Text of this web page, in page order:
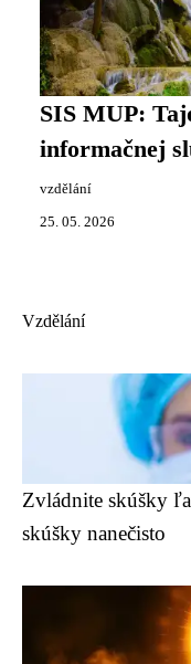
SIS MUP:
informačnej
vzdělání
25. 05. 2026
Vzdělání
Zvládnite skúšky
skúšky nanečisto